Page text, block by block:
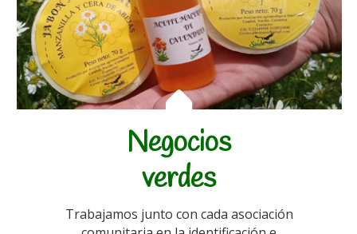
Negocios
verdes
Trabajamos junto con cada asociación